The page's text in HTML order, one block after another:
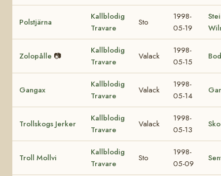
Polstjärna
Kallblodig
Travare
Sto
1998-
05-19
Zolopålle 📷
Kallblodig
Travare
Valack
1998-
05-15
Gangax
Kallblodig
Travare
Valack
1998-
05-14
Trollskogs Jerker
Kallblodig
Travare
Valack
1998-
05-13
Troll Mollvi
Kallblodig
Travare
Sto
1998-
05-09